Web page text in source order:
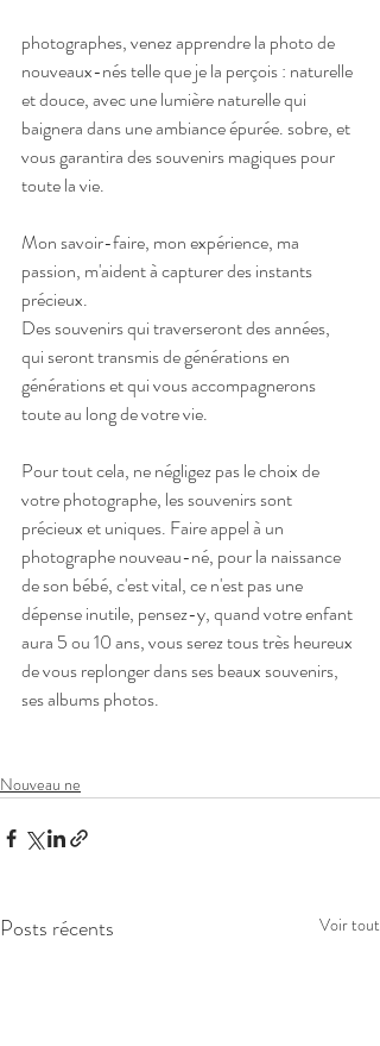
photographes, venez apprendre la photo de
nouveaux-nés telle que je la perçois : naturelle
et douce, avec une lumière naturelle qui
baignera dans une ambiance épurée. sobre, et
vous garantira des souvenirs magiques pour
toute la vie.
Mon savoir-faire, mon expérience, ma
passion, m'aident à capturer des instants
précieux.
Des souvenirs qui traverseront des années,
qui seront transmis de générations en
générations et qui vous accompagnerons
toute au long de votre vie.
Pour tout cela, ne négligez pas le choix de
votre photographe, les souvenirs sont
précieux et uniques. Faire appel à un
photographe nouveau-né, pour la naissance
de son bébé, c'est vital, ce n'est pas une
dépense inutile, pensez-y, quand votre enfant
aura 5 ou 10 ans, vous serez tous très heureux
de vous replonger dans ses beaux souvenirs,
ses albums photos.
Nouveau ne
Posts récents Voir tout